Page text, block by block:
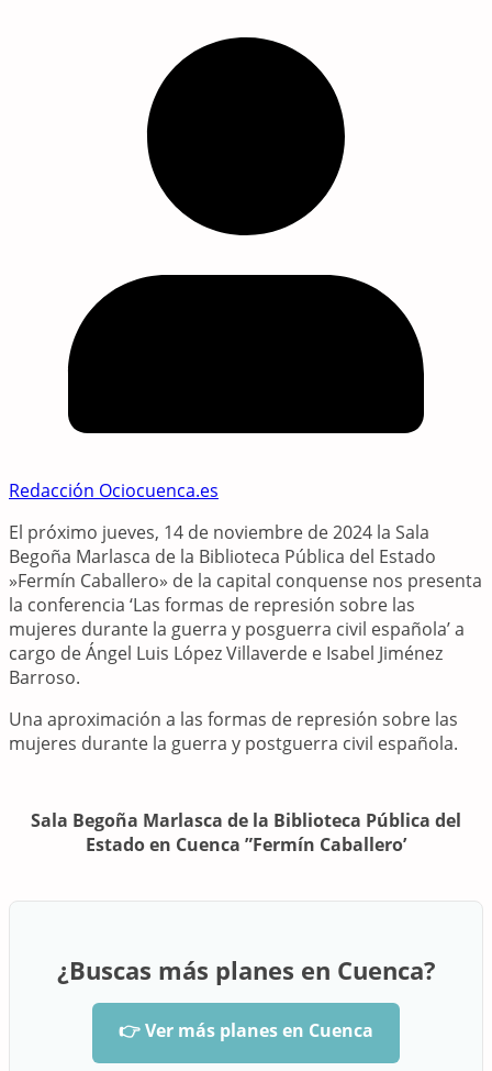
Redacción Ociocuenca.es
El próximo jueves, 14 de noviembre de 2024 la Sala
Begoña Marlasca de la Biblioteca Pública del Estado
»Fermín Caballero» de la capital conquense nos presenta
la conferencia ‘Las formas de represión sobre las
mujeres durante la guerra y posguerra civil española’ a
cargo de Ángel Luis López Villaverde e Isabel Jiménez
Barroso.
Una aproximación a las formas de represión sobre las
mujeres durante la guerra y postguerra civil española.
Sala Begoña Marlasca de la Biblioteca Pública del
Estado en Cuenca ”Fermín Caballero’
¿Buscas más planes en Cuenca?
👉 Ver más planes en Cuenca